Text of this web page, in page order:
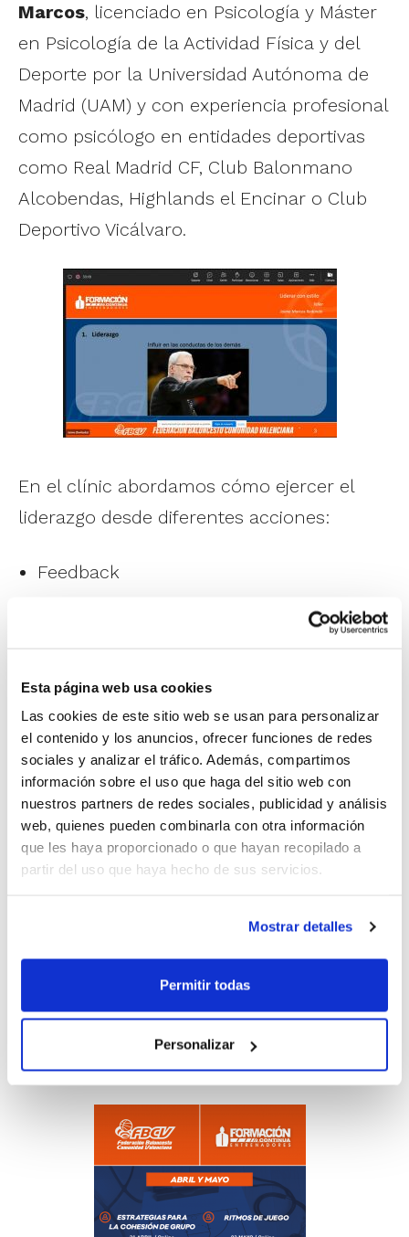
Esta página web usa cookies
Las cookies de este sitio web se usan para personalizar
el contenido y los anuncios, ofrecer funciones de redes
sociales y analizar el tráfico. Además, compartimos
información sobre el uso que haga del sitio web con
nuestros partners de redes sociales, publicidad y análisis
web, quienes pueden combinarla con otra información
que les haya proporcionado o que hayan recopilado a
partir del uso que haya hecho de sus servicios.
Mostrar detalles
Permitir todas
Personalizar
Marcos, licenciado en Psicología y Máster
en Psicología de la Actividad Física y del
Deporte por la Universidad Autónoma de
Madrid (UAM) y con experiencia profesional
como psicólogo en entidades deportivas
como Real Madrid CF, Club Balonmano
Alcobendas, Highlands el Encinar o Club
Deportivo Vicálvaro.
En el clínic abordamos cómo ejercer el
liderazgo desde diferentes acciones:
Feedback
Comunicación verbal y no verbal
Apelar a las motivadores de la práctica y
de los jugadores
Gestos y prosodia
Normas
Ejemplo
Demócrata
Dejar hacer